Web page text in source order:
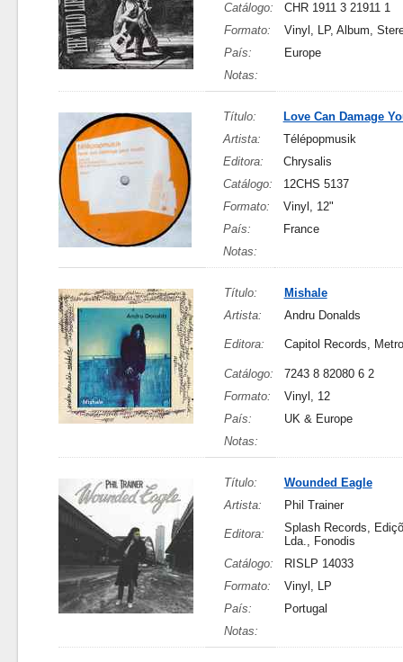
Catálogo:
CHR 1911 3 21911 1
Formato:
Vinyl, LP, Album,
País:
Europe
Notas:
Título:
Love Can Damage
Artista:
Télépopmusik
Editora:
Chrysalis
Catálogo:
12CHS 5137
Formato:
Vinyl, 12"
País:
France
Notas:
Título:
Mishale
Artista:
Andru Donalds
Editora: Capitol Records,
Catálogo:
7243 8 82080 6 2
Formato:
Vinyl, 12
País:
UK & Europe
Notas:
Título:
Wounded Eagle
Artista:
Phil Trainer
Editora:
Splash Records,
Lda., Fonodis
Catálogo:
RISLP 14033
Formato:
Vinyl, LP
País:
Portugal
Notas: